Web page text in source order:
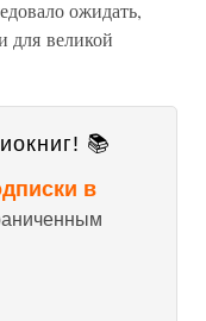
ожидать,
для великой
📚
в